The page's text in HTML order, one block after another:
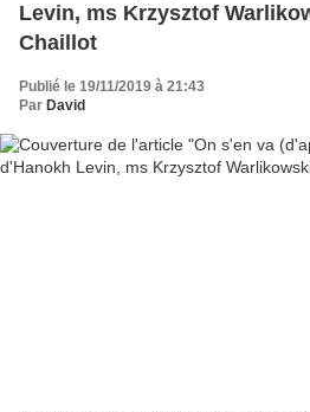
Levin, ms Krzysztof
Chaillot
Publié le 19/11/2019 à 21:43
Par David